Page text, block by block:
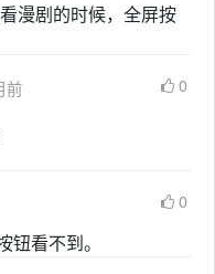
漫剧的时候，全屏按
前 0
0
看不到。